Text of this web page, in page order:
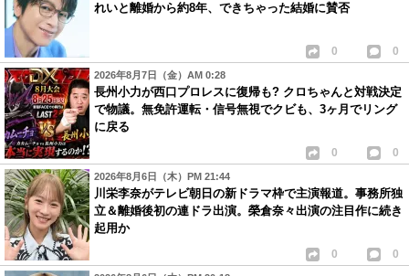
れいと離婚から約8年、できちゃった結婚に賛否
0 0
2026年8月7日（金）AM 0:28
長州小力が西口プロレスに復帰も? クロちゃんと対戦決定
で物議。無免許運転・信号無視でクビも、3ヶ月でリング
に戻る
0 0
2026年8月6日（木）PM 21:44
川栄李奈がテレビ朝日の新ドラマ枠で主演報道。事務所独
立＆離婚後初の連ドラ出演。榮倉奈々出演の注目作に続き
起用か
0 0